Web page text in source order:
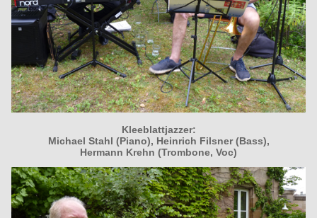
Kleeblattjazzer:
Michael Stahl (Piano), Heinrich Filsner (Bass),
Hermann Krehn (Trombone, Voc)